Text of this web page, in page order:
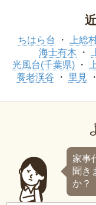
ちはら台 上総
海士有木
光風台(千葉県)
養老渓谷
里見
家事
聞き
か？